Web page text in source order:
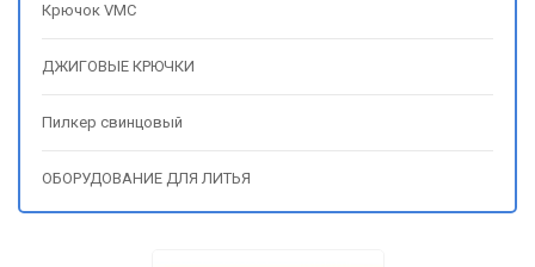
Крючок VMC
ДЖИГОВЫЕ КРЮЧКИ
Пилкер свинцовый
ОБОРУДОВАНИЕ ДЛЯ ЛИТЬЯ